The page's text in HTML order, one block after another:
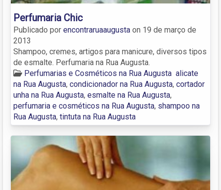
Perfumaria Chic
Publicado por encontraruaaugusta on 19 de março de
2013
Shampoo, cremes, artigos para manicure, diversos tipos
de esmalte. Perfumaria na Rua Augusta.
Perfumarias e Cosméticos na Rua Augusta alicate
na Rua Augusta, condicionador na Rua Augusta, cortador
unha na Rua Augusta, esmalte na Rua Augusta,
perfumaria e cosméticos na Rua Augusta, shampoo na
Rua Augusta, tintuta na Rua Augusta